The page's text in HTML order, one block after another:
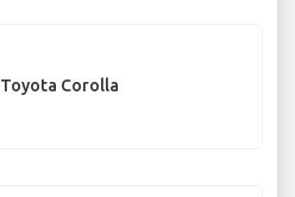
Toyota Corolla